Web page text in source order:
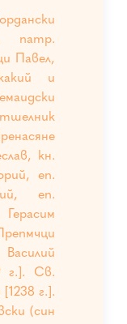
патр.
Павел,
и
кн.
еп.
еп.
г.]. Св.
г.].
(син